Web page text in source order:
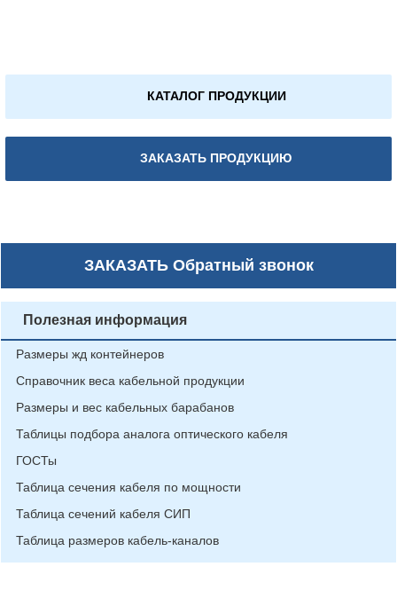
КАТАЛОГ ПРОДУКЦИИ
ЗАКАЗАТЬ ПРОДУКЦИЮ
ЗАКАЗАТЬОбратный звонок
Полезная информация
Размеры жд контейнеров
Справочник веса кабельной продукции
Размеры и вес кабельных барабанов
Таблицы подбора аналога оптического кабеля
ГОСТы
Таблица сечения кабеля по мощности
Таблица сечений кабеля СИП
Таблица размеров кабель-каналов